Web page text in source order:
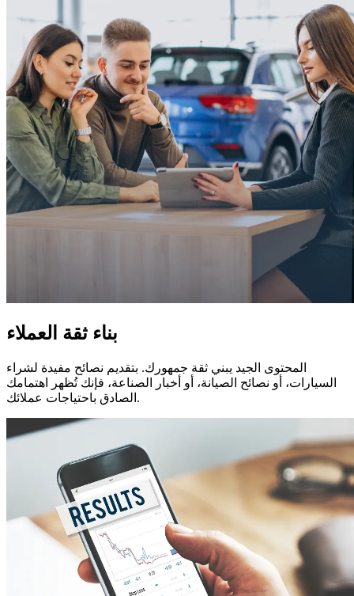
بناء ثقة العملاء
المحتوى الجيد يبني ثقة جمهورك. بتقديم نصائح مفيدة لشراء
السيارات، أو نصائح الصيانة، أو أخبار الصناعة، فإنك تُظهر اهتمامك
الصادق باحتياجات عملائك.